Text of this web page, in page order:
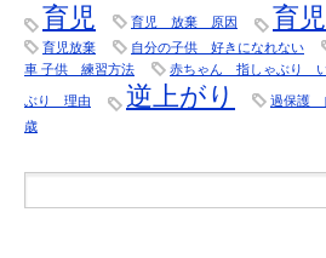
育児 育児 放棄 原因 育
育児放棄 自分の子供 好きになれない
車 子供 練習方法
赤ちゃん 指しゃぶり
ぶり 理由 逆上がり 過保護
歳